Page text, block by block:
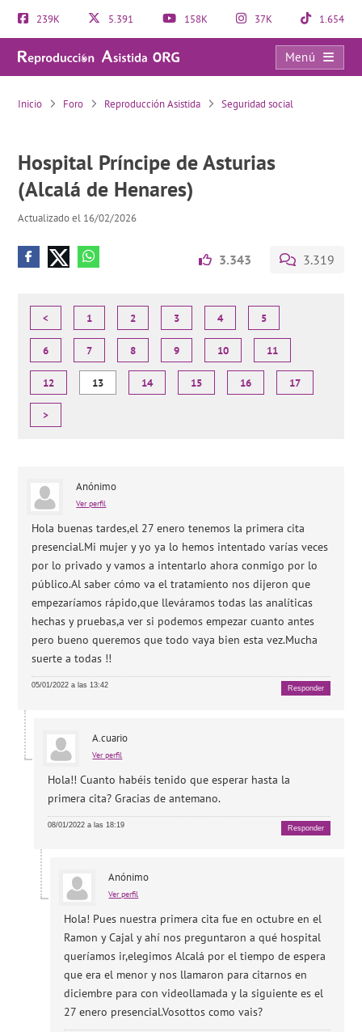
239K 5.391 158K 37K 1.654
Menú
Hospital Príncipe de Asturias (Alcalá de Henares)
Inicio Foro Reproducción Asistida Seguridad social
Hospital Príncipe de Asturias
(Alcalá de Henares)
Actualizado el 16/02/2026
3.343 3.319
< 1 2 3 4 5
6 7 8 9 10 11
12 13 14 15 16 17
>
Anónimo
Ver perfil
Hola buenas tardes,el 27 enero tenemos la primera cita
presencial.Mi mujer y yo ya lo hemos intentado varías veces
por lo privado y vamos a intentarlo ahora conmigo por lo
público.Al saber cómo va el tratamiento nos dijeron que
empezaríamos rápido,que lleváramos todas las analíticas
hechas y pruebas,a ver si podemos empezar cuanto antes
pero bueno queremos que todo vaya bien esta vez.Mucha
suerte a todas !!
05/01/2022 a las 13:42 Responder
A.cuario
Ver perfil
Hola!! Cuanto habéis tenido que esperar hasta la
primera cita? Gracias de antemano.
08/01/2022 a las 18:19 Responder
Anónimo
Ver perfil
Hola! Pues nuestra primera cita fue en octubre en el
Ramon y Cajal y ahí nos preguntaron a qué hospital
queríamos ir,elegimos Alcalá por el tiempo de espera
que era el menor y nos llamaron para citarnos en
diciembre para con videollamada y la siguiente es el
27 enero presencial.Vosottos como vais?